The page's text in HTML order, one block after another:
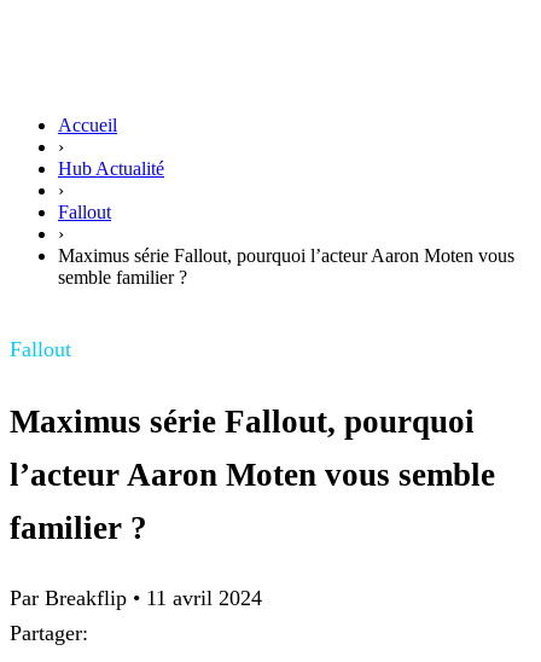
Accueil
›
Hub Actualité
›
Fallout
›
Maximus série Fallout, pourquoi l’acteur Aaron Moten vous
semble familier ?
Fallout
Maximus série Fallout, pourquoi
l’acteur Aaron Moten vous semble
familier ?
Par Breakflip • 11 avril 2024
Partager: